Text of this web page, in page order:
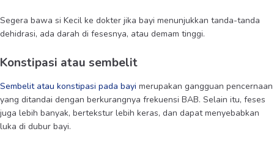
Segera bawa si Kecil ke dokter jika bayi menunjukkan tanda-tanda
dehidrasi, ada darah di fesesnya, atau demam tinggi.
Konstipasi atau sembelit
Sembelit atau konstipasi pada bayi merupakan gangguan pencernaan
yang ditandai dengan berkurangnya frekuensi BAB. Selain itu, feses
juga lebih banyak, bertekstur lebih keras, dan dapat menyebabkan
luka di dubur bayi.